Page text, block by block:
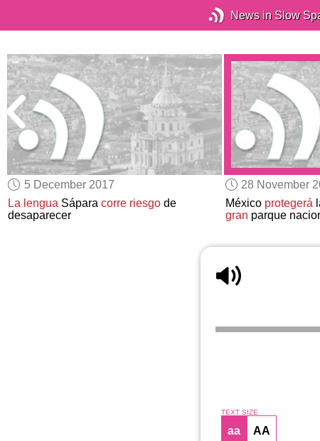
News in Slow
5 December 2017
La lengua Sáparacorre riesgo de
desaparecer
28 November
México protegerá
gran parque
TEXT SIZE
aa AA